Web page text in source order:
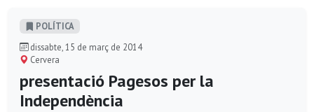
POLÍ­TICA
dissabte, 15 de març de 2014
Cervera
presentació Pagesos per la
Independència